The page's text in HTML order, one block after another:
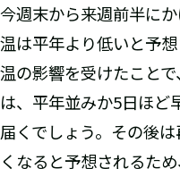
今週末から来週前半に
温は平年より低いと予
温の影響を受けたこと
は、平年並みか5日ほど
届くでしょう。その後
くなると予想されるた